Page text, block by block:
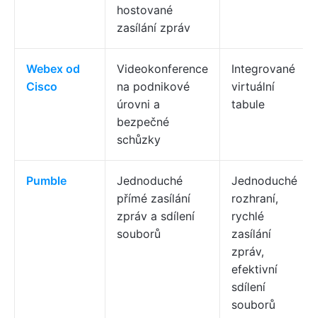
hostované
zasílání zpráv
Webex od
Cisco
Videokonference
na podnikové
úrovni a
bezpečné
schůzky
Integrované
virtuální
tabule
Pumble
Jednoduché
přímé zasílání
zpráv a sdílení
souborů
Jednoduché
rozhraní,
rychlé
zasílání
zpráv,
efektivní
sdílení
souborů